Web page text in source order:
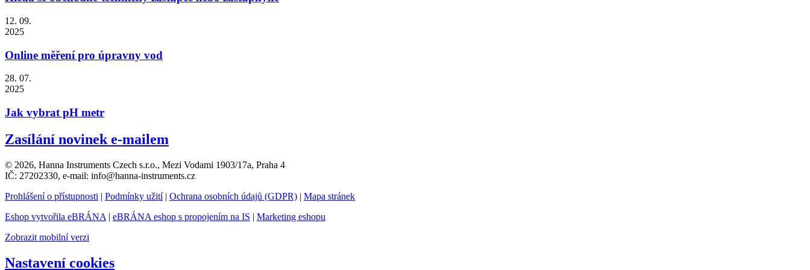
12. 09.
2025
Online měření pro úpravny vod
28. 07.
2025
Jak vybrat pH metr
Zasílání novinek e-mailem
© 2026, Hanna Instruments Czech s.r.o., Mezi Vodami 1903/17a, Praha 4
IČ: 27202330, e-mail: info@hanna-instruments.cz
Prohlášení o přístupnosti | Podmínky užití| Ochrana osobních údajů (GDPR) | Mapa stránek
Eshop vytvořila eBRÁNA | eBRÁNA eshop s propojením na IS | Marketing eshopu
Zobrazit mobilní verzi
Nastavení cookies